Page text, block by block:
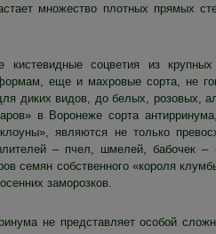
множество плотных прямых
соцветия из
еще и махровые сорта, не
диких видов, до белых, розовых,
в Воронеже сорта
являются не только
– пчел, шмелей, бабочек –
семян собственного «короля
заморозков.
не представляет особой